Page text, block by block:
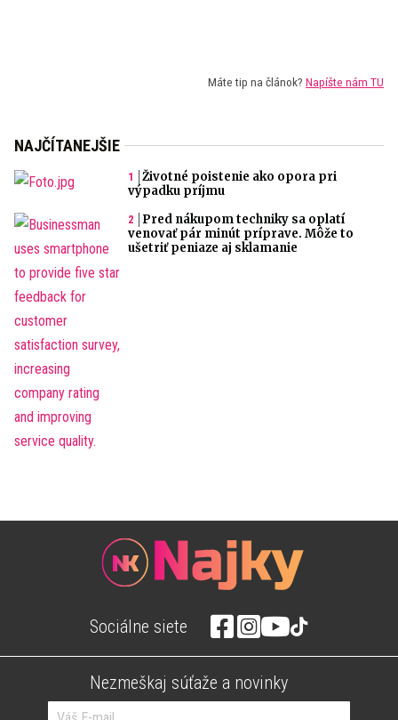
Máte tip na článok? Napíšte nám TU
NAJČÍTANEJŠIE
Životné poistenie ako opora pri
výpadku príjmu
Pred nákupom techniky sa oplatí
venovať pár minút príprave. Môže to
ušetriť peniaze aj sklamanie
Sociálne siete
Nezmeškaj súťaže a novinky